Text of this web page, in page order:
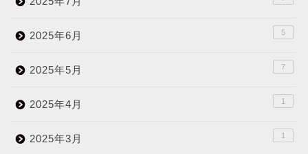
2025年6月 5
2025年5月 7
2025年4月 1
2025年3月 1